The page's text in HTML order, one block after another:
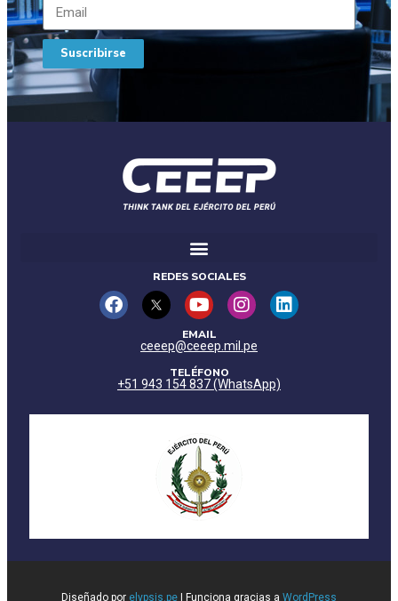
Suscribirse
REDES SOCIALES
EMAIL
ceeep@ceeep.mil.pe
TELÉFONO
+51 943 154 837 (WhatsApp)
Diseñado por elypsis.pe | Funciona gracias a WordPress